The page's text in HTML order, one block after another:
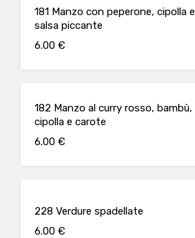
181 Manzo con peperone, cipolla e
salsa piccante
6.00 €
182 Manzo al curry rosso, bambù,
cipolla e carote
6.00 €
228 Verdure spadellate
6.00 €